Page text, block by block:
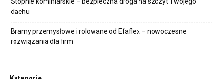
Stopnie kominiarskie – bezpieczna droga na szczyt Twojego
dachu
Bramy przemysłowe i rolowane od Efaflex – nowoczesne
rozwiązania dla firm